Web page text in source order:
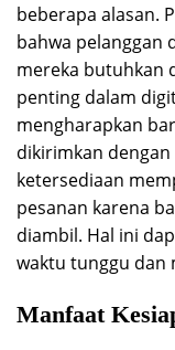
beberapa alasan.
bahwa pelanggan
mereka butuhkan
penting dalam
mengharapkan
dikirimkan
ketersediaan
pesanan karena
diambil. Hal ini
waktu tunggu dan
Manfaat